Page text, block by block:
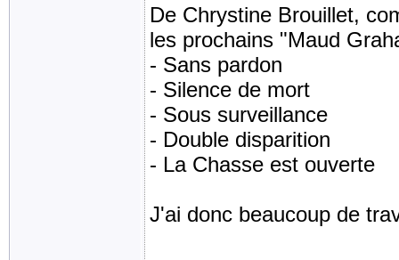
De Chrystine Brouillet,
les prochains "Maud
- Sans pardon
- Silence de mort
- Sous surveillance
- Double disparition
- La Chasse est ouverte
J'ai donc beaucoup de